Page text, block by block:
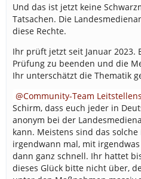
Und das ist jetzt keine
Tatsachen. Die
diese Rechte.
Ihr prüft jetzt seit Januar 2023.
Prüfung zu beenden und die
Ihr unterschätzt die Thematik
Community-Team
Schirm, dass euch jeder in
anonym bei der
kann. Meistens sind das
irgendwann mal, mit
dann ganz schnell. Ihr hattet
dieses Glück bitte nicht über,